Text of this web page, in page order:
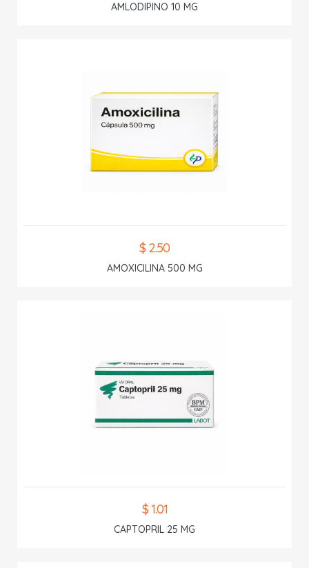
AMLODIPINO 10 MG
$ 2.50
AMOXICILINA 500 MG
$ 1.01
CAPTOPRIL 25 MG